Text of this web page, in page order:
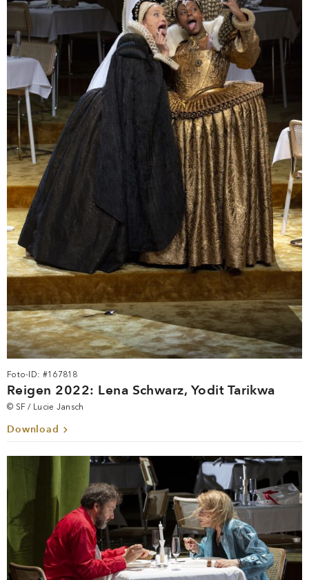
Foto-ID: #167818
Reigen 2022: Lena Schwarz, Yodit Tarikwa
© SF / Lucie Jansch
Download